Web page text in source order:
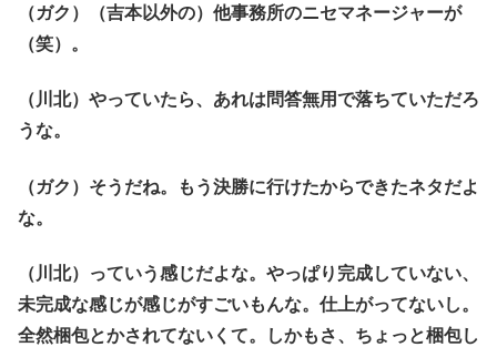
（ガク）（吉本以外の）他事務所のニセマネージャーが
（笑）。
（川北）やっていたら、あれは問答無用で落ちていただろ
うな。
（ガク）そうだね。もう決勝に行けたからできたネタだよ
な。
（川北）っていう感じだよな。やっぱり完成していない、
未完成な感じが感じがすごいもんな。仕上がってないし。
全然梱包とかされてないくて。しかもさ、ちょっと梱包し